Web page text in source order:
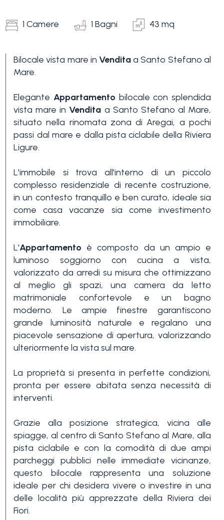
1 Camere 1 Bagni 43 mq
Bilocale vista mare in Venditaa Santo Stefano al
Mare.
Elegante Appartamento bilocale con splendida
vista mare in Vendita a Santo Stefano al Mare,
situato nella rinomata zona di Aregai, a pochi
passi dal mare e dalla pista ciclabile della Riviera
Ligure.
L'immobile si trova all'interno di un piccolo
complesso residenziale di recente costruzione,
in un contesto tranquillo e ben curato, ideale sia
come casa vacanze sia come investimento
immobiliare.
L'Appartamento è composto da un ampio e
luminoso soggiorno con cucina a vista,
valorizzato da arredi su misura che ottimizzano
al meglio gli spazi, una camera da letto
matrimoniale confortevole e un bagno
moderno. Le ampie finestre garantiscono
grande luminosità naturale e regalano una
piacevole sensazione di apertura, valorizzando
ulteriormente la vista sul mare.
La proprietà si presenta in perfette condizioni,
pronta per essere abitata senza necessità di
interventi.
Grazie alla posizione strategica, vicina alle
spiagge, al centro di Santo Stefano al Mare, alla
pista ciclabile e con la comodità di due ampi
parcheggi pubblici nelle immediate vicinanze,
questo bilocale rappresenta una soluzione
ideale per chi desidera vivere o investire in una
delle località più apprezzate della Riviera dei
Fiori.
(0 )
Prezzo
minime
Qualsiasi
2
3+
Altre
-
multiscelta
Balcone/Terrazzo
Ascensore